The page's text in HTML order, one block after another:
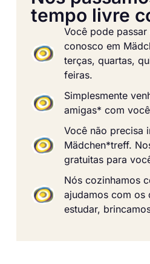
tempo livre
Você pode
conosco em
terças, quartas,
feiras.
Simplesmente
amigas* com
Você não precisa
Mädchen*treff.
gratuitas para
Nós cozinhamos
ajudamos com os
estudar,